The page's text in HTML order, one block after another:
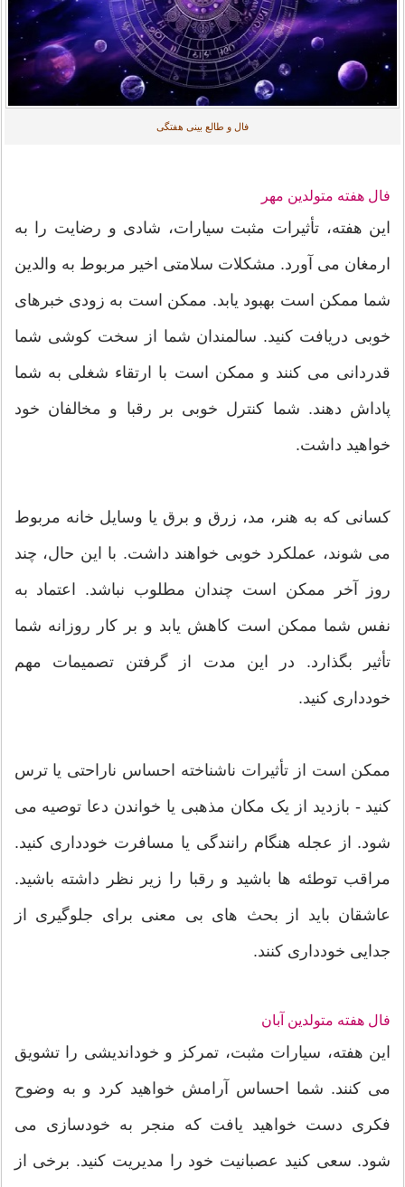
فال و طالع بینی هفتگی
فال هفته متولدین مهر
این هفته، تأثیرات مثبت سیارات، شادی و رضایت را به
ارمغان می آورد. مشکلات سلامتی اخیر مربوط به والدین
شما ممکن است بهبود یابد. ممکن است به زودی خبرهای
خوبی دریافت کنید. سالمندان شما از سخت کوشی شما
قدردانی می کنند و ممکن است با ارتقاء شغلی به شما
پاداش دهند. شما کنترل خوبی بر رقبا و مخالفان خود
خواهید داشت.
کسانی که به هنر، مد، زرق و برق یا وسایل خانه مربوط
می شوند، عملکرد خوبی خواهند داشت. با این حال، چند
روز آخر ممکن است چندان مطلوب نباشد. اعتماد به
نفس شما ممکن است کاهش یابد و بر کار روزانه شما
تأثیر بگذارد. در این مدت از گرفتن تصمیمات مهم
خودداری کنید.
ممکن است از تأثیرات ناشناخته احساس ناراحتی یا ترس
کنید - بازدید از یک مکان مذهبی یا خواندن دعا توصیه می
شود. از عجله هنگام رانندگی یا مسافرت خودداری کنید.
مراقب توطئه ها باشید و رقبا را زیر نظر داشته باشید.
عاشقان باید از بحث های بی معنی برای جلوگیری از
جدایی خودداری کنند.
فال هفته متولدین آبان
این هفته، سیارات مثبت، تمرکز و خوداندیشی را تشویق
می کنند. شما احساس آرامش خواهید کرد و به وضوح
فکری دست خواهید یافت که منجر به خودسازی می
شود. سعی کنید عصبانیت خود را مدیریت کنید. برخی از